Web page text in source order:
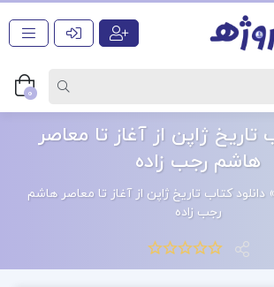
0
تاریخ ژاپن از آغاز تا معاصر
هاشم رجب زاده
»دانلود کتاب تاریخ ژاپن از آغاز تا معاصر هاشم
رجب زاده